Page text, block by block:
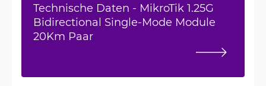
Technische Daten - MikroTik 1.25G
Bidirectional Single-Mode Module
20Km Paar